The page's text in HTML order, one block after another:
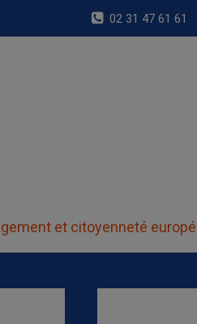
02 31 47 61 61
et citoyenneté